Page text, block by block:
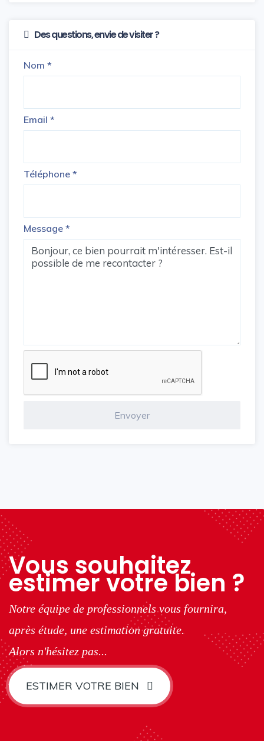
Des questions, envie de visiter ?
Nom *
Email *
Téléphone *
Message *
Vous souhaitez
estimer votre bien ?
Notre équipe de professionnels vous fournira,
après étude, une estimation gratuite.
Alors n'hésitez pas...
ESTIMER VOTRE BIEN